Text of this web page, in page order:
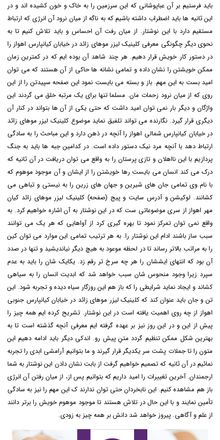
باید فرستیم بر آن عباپوشانی که این سرزمین را به خاک و خون کشیده اند و در
این ثانیه ها باید اضطراب داشته باشیم که به ناگه از میان نرود آن انرژی که ارتباط
مستقیم دارد با این نوشتار. از میان رفت آن احساس و باید تلاش کنیم تا به
نحوی دیگر چگونگی معرفی کلینیک لیزر موهای زائد در خیابان کیانپارس اهوازرا
در دستور کار خویش قرار دهیم. هر چند شاهد آن بوده ایم که در کمترین زمان
ممکن خویشتن را نشان داده و تمامی نشانه ها حاکی از آن هستند که می توان
امید بست به این مهم. باز و بسته می بایست نمود این صفحه سپیدتن را از این
روی که از میان نرود زحمات مان. مسلما تنها برای یک مرتبه خلق می گردند این
واژگان و دیگر بار نمی توان امید داشت که حتی یکی از آن ها بتواند در کنار آن
دیگری قرار گیرد. نگارنده می تواند تلفیق نماید موضوع کلینیک لیزر موهای زائد
در خیابان کیانپارس شمالی اهوازرا آنچه در ذهن دارد و این مباحث را به سادگی
ارتباط دهد با آنچه مرد نیک دستور داده است. در کدامین جبه ها باید به جنگ
پردازیم با این نااهلان و تازی پرستان را به واقع می توان دریافت در آن ثانیه که
درک می کند انسان می بایست رها خویشتن را از ایشان و آن موجود موهوم که
با نام وی تمامی جان های شیرین و جهان های زرین را به نیستی و تباهی می
کشانند. لوکیشن و آدرس سایت و پیج (صفحه) کلینیک لیزر موهای زائد کیان
مهر اهواز از سری موضوعاتی ست که در این نوشتار به آن اشاره خواهیم کرد. به
واقع نمی توان تمرکز نمود تا بهره گیری کرد از آواهایی که هر یک می توانند
سبب ساز باشند ادام این نوشتار را. به هر ترتیب تمامی این موارد می توان کین
را به مراتب بالاتر رساند تا در لحظه موعود به هیچ دیگر نیاندیشید و تنها در صدد
آن بود که انتهای ایششان را هر چه سرخ تر رقم زد. یکایک شان را باید به عدم
سپرد زیرا وجود منحوس شان سبب خواهد شد که ابدیت انسان را به سیاهی
کشاند و ایجاد نماید شرایطی را که باز هم این روزگار سیاه دیده و تجربه شود. این
تن و جان باید عنوان کند کهکلینیک لیزر موهای زائد در خیابان کیانپارس جنوبی
اهواز از چه روی اهمیت یافته است در این نوشتار. تشریح کرده ایم همه چیز را
پیش از این و در این روز نیز بر عهده گرفته ایم معرفی آنچه گذشته است تا به
بهترین شکل ممکن تنظیم گردد متنِ پیش رو. اندکی دیگر باید ادامه دهیم این
متون را تا جملات پشت سر یکدیگر قرار گیرند و ما بتوانیم آرامشی ابدی را تجربه
نمائیم در آن ثانیه که تصمیم خواهیم گرفت از بابت نشان دادن این نوشتار به شما
ارجمندان. آخرین تغییرات را امید داریم که بتوانیم پس از، از میان رفتن آن انرژی
باز هم مشاهده کنیم. این نابخردان حتی توان ندارند ک این مهم را نیز به سادگی
تأمین نمایند و با این حال در تلاش هستند تا موجود موهوم خویش را برتر دانند
از علم و آگاهی. پیروز خواهد شد دانش بر همه چیز به زودی.